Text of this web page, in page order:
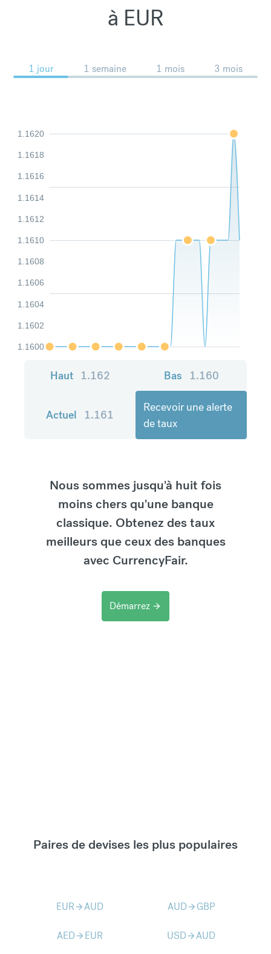
à EUR
1 jour 1 semaine 1 mois 3 mois
1.1600
1.1602
1.1604
1.1606
1.1608
1.1610
1.1612
1.1614
1.1616
1.1618
1.1620
Haut 1.162 Bas 1.160
Actuel 1.161
Recevoir une alerte
de taux
Nous sommes jusqu'à huit fois
moins chers qu'une banque
classique. Obtenez des taux
meilleurs que ceux des banques
avec CurrencyFair.
Démarrez arrow_forward
Paires de devises les plus populaires
EURarrow_forwardAUD AUDarrow_forward GBP
AEDarrow_forward EUR USDarrow_forwardAUD